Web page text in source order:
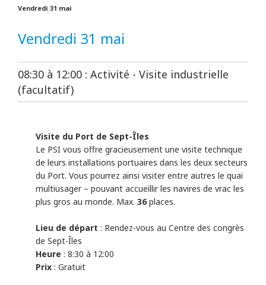
Vendredi 31 mai
Vendredi 31 mai
08:30 à 12:00 : Activité - Visite industrielle
(facultatif)
Visite du Port de Sept-Îles
Le PSI vous offre gracieusement une visite technique
de leurs installations portuaires dans les deux secteurs
du Port. Vous pourrez ainsi visiter entre autres le quai
multiusager – pouvant accueillir les navires de vrac les
plus gros au monde. Max. 36places.
Lieu de départ : Rendez-vous au Centre des congrès
de Sept-Îles
Heure : 8:30 à 12:00
Prix : Gratuit